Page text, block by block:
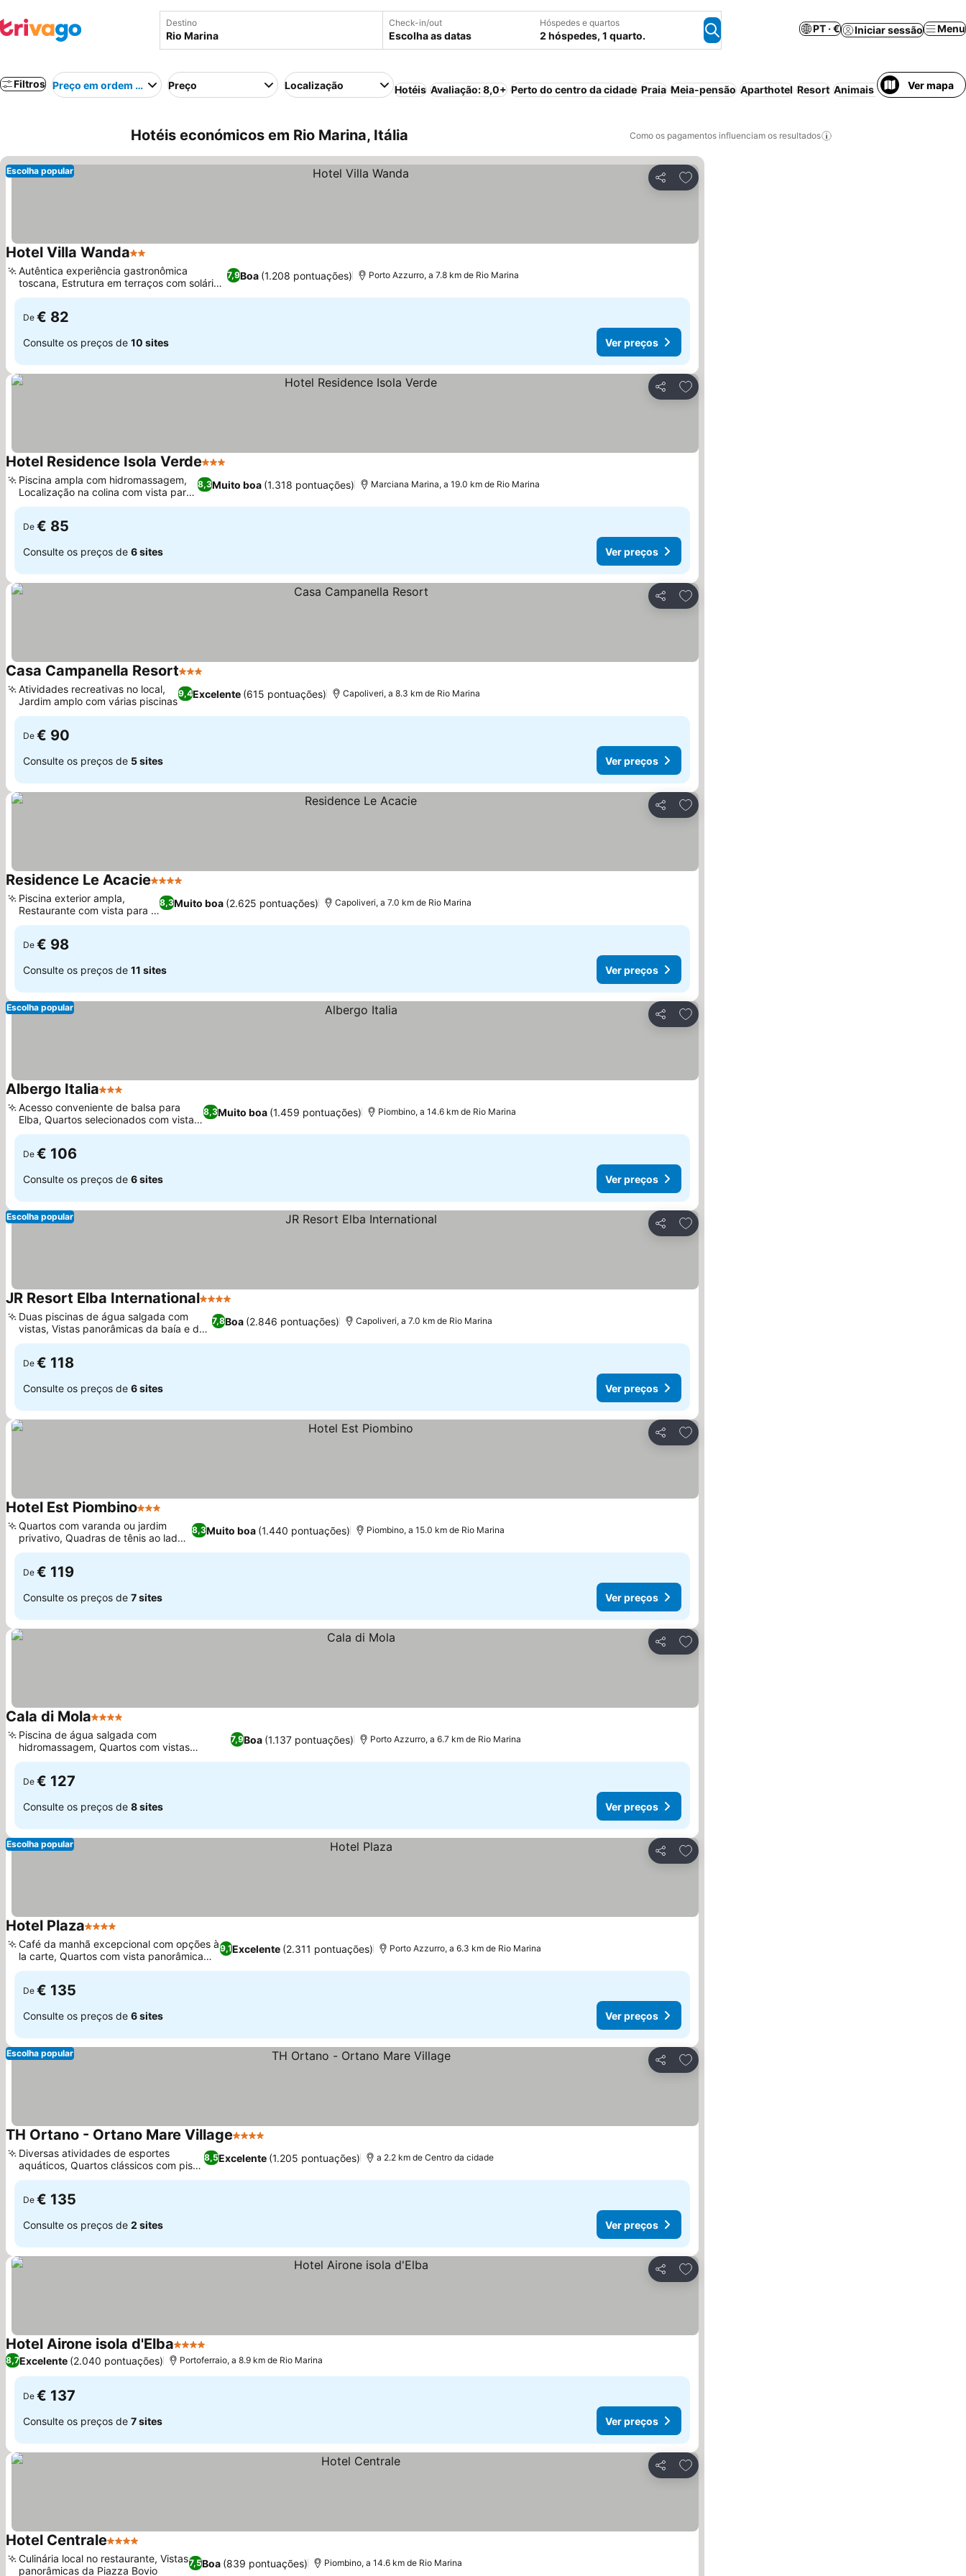
Destino Check-in/out
Escolha as datas
Hóspedes e quartos
2 hóspedes, 1 quarto.
PT · € Iniciar sessão Menu
Filtros Preço em ordem crescentePreço Localização Hotéis Avaliação: 8,0+ Perto do centro da cidade Praia Meia-pensão Aparthotel Resort Animais permitidosVer mapa
Hotéis económicos em Rio Marina, Itália Como os pagamentos influenciam os resultados
Partilhar
Adicionar aos favoritos
Escolha popular
Hotel Villa Wanda2 Estrelas
7,9Boa (1.208 pontuações)
Autêntica experiência gastronômica
toscana, Estrutura em terraços com solário
panorâmico
Porto Azzurro, a 7.8 km de Rio Marina
De € 82
Consulte os preços de 10 sites Ver preços
Partilhar
Adicionar aos favoritos
Hotel Residence Isola Verde3 Estrelas
8,3Muito boa (1.318 pontuações)
Piscina ampla com hidromassagem,
Localização na colina com vista para
o mar
Marciana Marina, a 19.0 km de Rio Marina
De € 85
Consulte os preços de 6 sites Ver preços
Partilhar
Adicionar aos favoritos
Casa Campanella Resort3 Estrelas
9,4Excelente (615 pontuações)
Atividades recreativas no local,
Jardim amplo com várias piscinas
Capoliveri, a 8.3 km de Rio Marina
De € 90
Consulte os preços de 5 sites Ver preços
Partilhar
Adicionar aos favoritos
Residence Le Acacie4 Estrelas
8,3Muito boa (2.625 pontuações)
Piscina exterior ampla,
Restaurante com vista para o
mar
Capoliveri, a 7.0 km de Rio Marina
De € 98
Consulte os preços de 11 sites Ver preços
Partilhar
Adicionar aos favoritos
Escolha popular
Albergo Italia3 Estrelas
8,3Muito boa (1.459 pontuações)
Acesso conveniente de balsa para
Elba, Quartos selecionados com vista
para o mar
Piombino, a 14.6 km de Rio Marina
De € 106
Consulte os preços de 6 sites Ver preços
Partilhar
Adicionar aos favoritos
Escolha popular
JR Resort Elba International4 Estrelas
7,8Boa (2.846 pontuações)
Duas piscinas de água salgada com
vistas, Vistas panorâmicas da baía e do
golfo
Capoliveri, a 7.0 km de Rio Marina
De € 118
Consulte os preços de 6 sites Ver preços
Partilhar
Adicionar aos favoritos
Hotel Est Piombino3 Estrelas
8,3Muito boa (1.440 pontuações)
Quartos com varanda ou jardim
privativo, Quadras de tênis ao lado
do hotel
Piombino, a 15.0 km de Rio Marina
De € 119
Consulte os preços de 7 sites Ver preços
Partilhar
Adicionar aos favoritos
Cala di Mola4 Estrelas
7,9Boa (1.137 pontuações)
Piscina de água salgada com
hidromassagem, Quartos com vistas
deslumbrantes para o mar
Porto Azzurro, a 6.7 km de Rio Marina
De € 127
Consulte os preços de 8 sites Ver preços
Partilhar
Adicionar aos favoritos
Escolha popular
Hotel Plaza4 Estrelas
9,1Excelente (2.311 pontuações)
Café da manhã excepcional com opções à
la carte, Quartos com vista panorâmica
para o mar
Porto Azzurro, a 6.3 km de Rio Marina
De € 135
Consulte os preços de 6 sites Ver preços
Partilhar
Adicionar aos favoritos
Escolha popular
TH Ortano - Ortano Mare Village4 Estrelas
8,5Excelente (1.205 pontuações)
Diversas atividades de esportes
aquáticos, Quartos clássicos com piso
de mármore
a 2.2 km de Centro da cidade
De € 135
Consulte os preços de 2 sites Ver preços
Partilhar
Adicionar aos favoritos
Hotel Airone isola d'Elba4 Estrelas
8,7Excelente (2.040 pontuações) Portoferraio, a 8.9 km de Rio Marina
De € 137
Consulte os preços de 7 sites Ver preços
Partilhar
Adicionar aos favoritos
Hotel Centrale4 Estrelas
7,5Boa (839 pontuações)
Culinária local no restaurante, Vistas
panorâmicas da Piazza Bovio
Piombino, a 14.6 km de Rio Marina